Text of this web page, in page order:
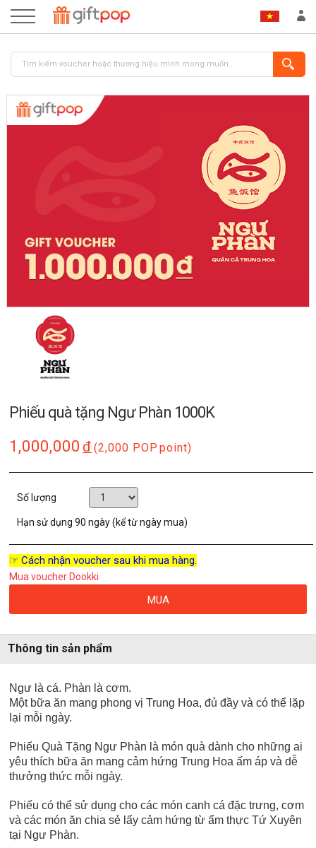
ĐĂNG KÝ
Phiếu quà tặng Ngư Phàn 1000K
1,000,000 đ (2,000 POP point)
Số lượng
Hạn sử dụng90 ngày (kể từ ngày mua)
☞ Cách nhận voucher sau khi mua hàng.
Mua voucher Dookki
MUA
Thông tin sản phẩm
Ngư là cá. Phàn là cơm.
Một bữa ăn mang phong vị Trung Hoa, đủ đầy và có thể lặp
lại mỗi ngày.
Phiếu Quà Tặng Ngư Phàn là món quà dành cho những ai
yêu thích bữa ăn mang cảm hứng Trung Hoa ấm áp và dễ
thưởng thức mỗi ngày.
Phiếu có thể sử dụng cho các món canh cá đặc trưng, cơm
và các món ăn chia sẻ lấy cảm hứng từ ẩm thực Tứ Xuyên
tại Ngư Phàn.